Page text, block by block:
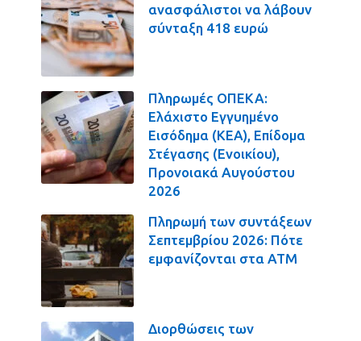
ανασφάλιστοι να λάβουν
σύνταξη 418 ευρώ
Πληρωμές ΟΠΕΚΑ:
Ελάχιστο Εγγυημένο
Εισόδημα (ΚΕΑ), Επίδομα
Στέγασης (Ενοικίου),
Προνοιακά Αυγούστου
2026
Πληρωμή των συντάξεων
Σεπτεμβρίου 2026: Πότε
εμφανίζονται στα ΑΤΜ
Διορθώσεις των